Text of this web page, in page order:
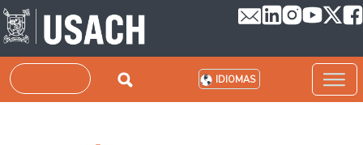
Pasar al contenido principal
Buscar IDIOMAS